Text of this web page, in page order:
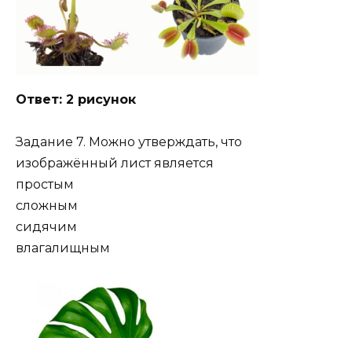
Ответ: 2 рисунок
Задание 7. Можно утверждать, что
изображённый лист является
простым
сложным
сидячим
влагалищным